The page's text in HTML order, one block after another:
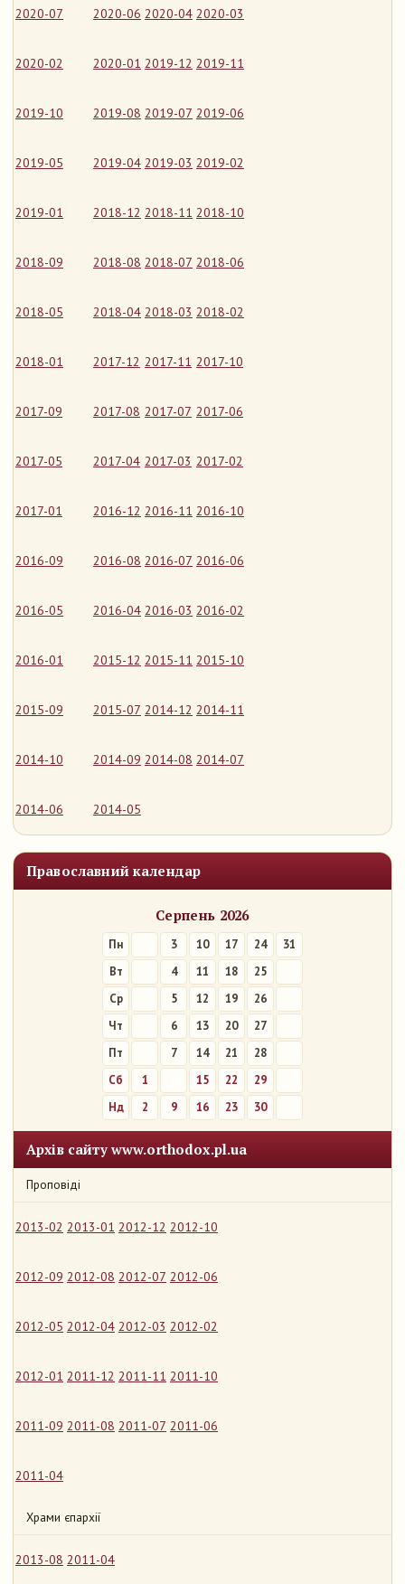
2020-07 2020-06 2020-04 2020-03
2020-02 2020-01 2019-12 2019-11
2019-10 2019-08 2019-07 2019-06
2019-05 2019-04 2019-03 2019-02
2019-01 2018-12 2018-11 2018-10
2018-09 2018-08 2018-07 2018-06
2018-05 2018-04 2018-03 2018-02
2018-01 2017-12 2017-11 2017-10
2017-09 2017-08 2017-07 2017-06
2017-05 2017-04 2017-03 2017-02
2017-01 2016-12 2016-11 2016-10
2016-09 2016-08 2016-07 2016-06
2016-05 2016-04 2016-03 2016-02
2016-01 2015-12 2015-11 2015-10
2015-09 2015-07 2014-12 2014-11
2014-10 2014-09 2014-08 2014-07
2014-06 2014-05
Православний календар
Серпень 2026
Пн 3 10 17 24
31
Вт
4 11 18
25
Ср
5 12 19
26
Чт
6 13 20
27
Пт
7 14 21
28
Сб
1 15 22
29
Нд
2 9 16 23 30
Архів сайту www.orthodox.pl.ua
Проповіді
2013-02 2013-01 2012-12 2012-10
2012-09 2012-08 2012-07 2012-06
2012-05 2012-04 2012-03 2012-02
2012-01 2011-12 2011-11 2011-10
2011-09 2011-08 2011-07 2011-06
2011-04
Храми єпархії
2013-08 2011-04